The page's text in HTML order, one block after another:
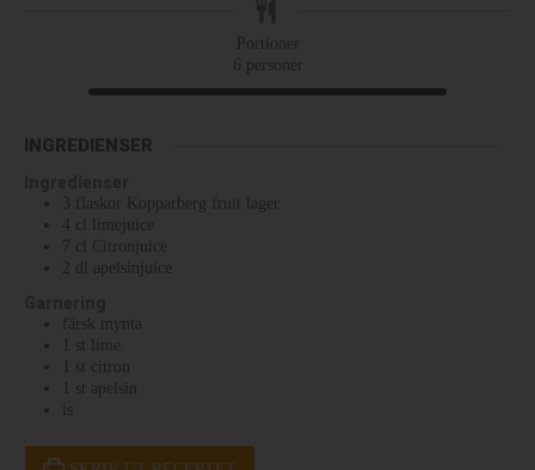
Portioner
6
personer
INGREDIENSER
3 flaskor Kopparberg fruit lager
4
limejuice
7
Citronjuice
2 dl apelsinjuice
färsk mynta
st
lime
st
citron
st
apelsin